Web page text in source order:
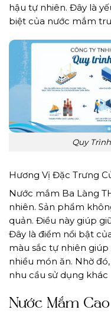
hậu tự nhiên. Đây là
biệt của nước mắm
Quy
Hương Vị Đặc Trưng
Nước mắm Ba Làng
nhiên. Sản phẩm
quản. Điều này giúp
Đây là điểm nổi bật
màu sắc tự nhiên
nhiều món ăn. Nhờ
nhu cầu sử dụng khác
Nước Mắm